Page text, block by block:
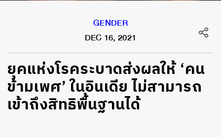
GENDER
DEC 16, 2021
ยุคแห่งโรคระบาดส่งผลให้ ‘คน
ข้ามเพศ’ ในอินเดีย ไม่สามารถ
เข้าถึงสิทธิพื้นฐานได้